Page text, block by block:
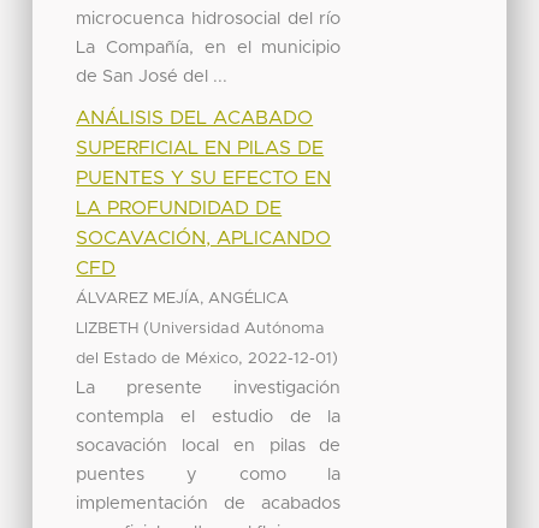
microcuenca hidrosocial del río
La Compañía, en el municipio
de San José del ...
ANÁLISIS DEL ACABADO
SUPERFICIAL EN PILAS DE
PUENTES Y SU EFECTO EN
LA PROFUNDIDAD DE
SOCAVACIÓN, APLICANDO
CFD
ÁLVAREZ MEJÍA, ANGÉLICA
LIZBETH (Universidad Autónoma
del Estado de México, 2022-12-01 )
La presente investigación
contempla el estudio de la
socavación local en pilas de
puentes y como la
implementación de acabados